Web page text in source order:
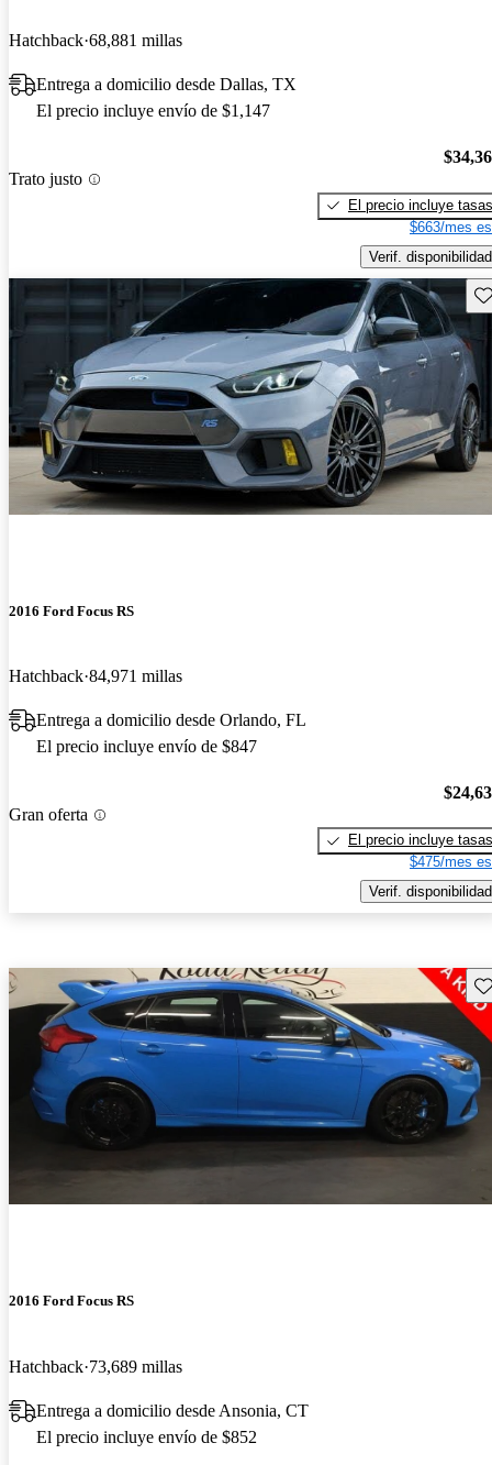
Hatchback 68,881 millas
Entrega a domicilio desde Dallas, TX
El precio incluye envío de $1,147
Trato justo
El precio incluye tasas
$663/mes
Verif. disponibilidad
2016 Ford Focus RS
Hatchback 84,971 millas
Entrega a domicilio desde Orlando, FL
El precio incluye envío de $847
Gran oferta
El precio incluye tasas
$475/mes
Verif. disponibilidad
2016 Ford Focus RS
Hatchback 73,689 millas
Entrega a domicilio desde Ansonia, CT
El precio incluye envío de $852